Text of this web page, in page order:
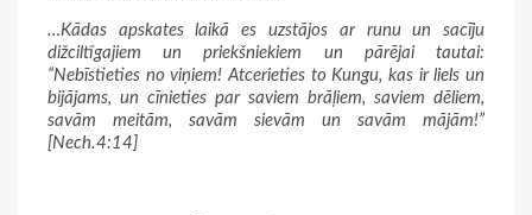
…Kādas apskates laikā es uzstājos ar runu un sacīju
dižciltīgajiem un priekšniekiem un pārējai tautai:
“Nebīstieties no viņiem! Atcerieties to Kungu, kas ir liels un
bijājams, un cīnieties par saviem brāļiem, saviem dēliem,
savām meitām, savām sievām un savām mājām!”
[Nech.4:14]